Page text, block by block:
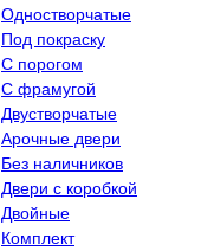
Одностворчатые
Под покраску
С порогом
С фрамугой
Двустворчатые
Арочные двери
Без наличников
Двери с коробкой
Двойные
Комплект